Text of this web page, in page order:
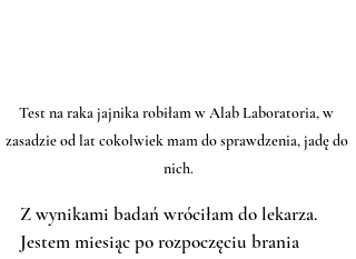
Test na raka jajnika robiłam w Alab Laboratoria, w
zasadzie od lat cokolwiek mam do sprawdzenia, jadę do
nich.
Z wynikami badań wróciłam do lekarza.
Jestem miesiąc po rozpoczęciu brania